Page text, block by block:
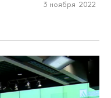
3 ноября 2022